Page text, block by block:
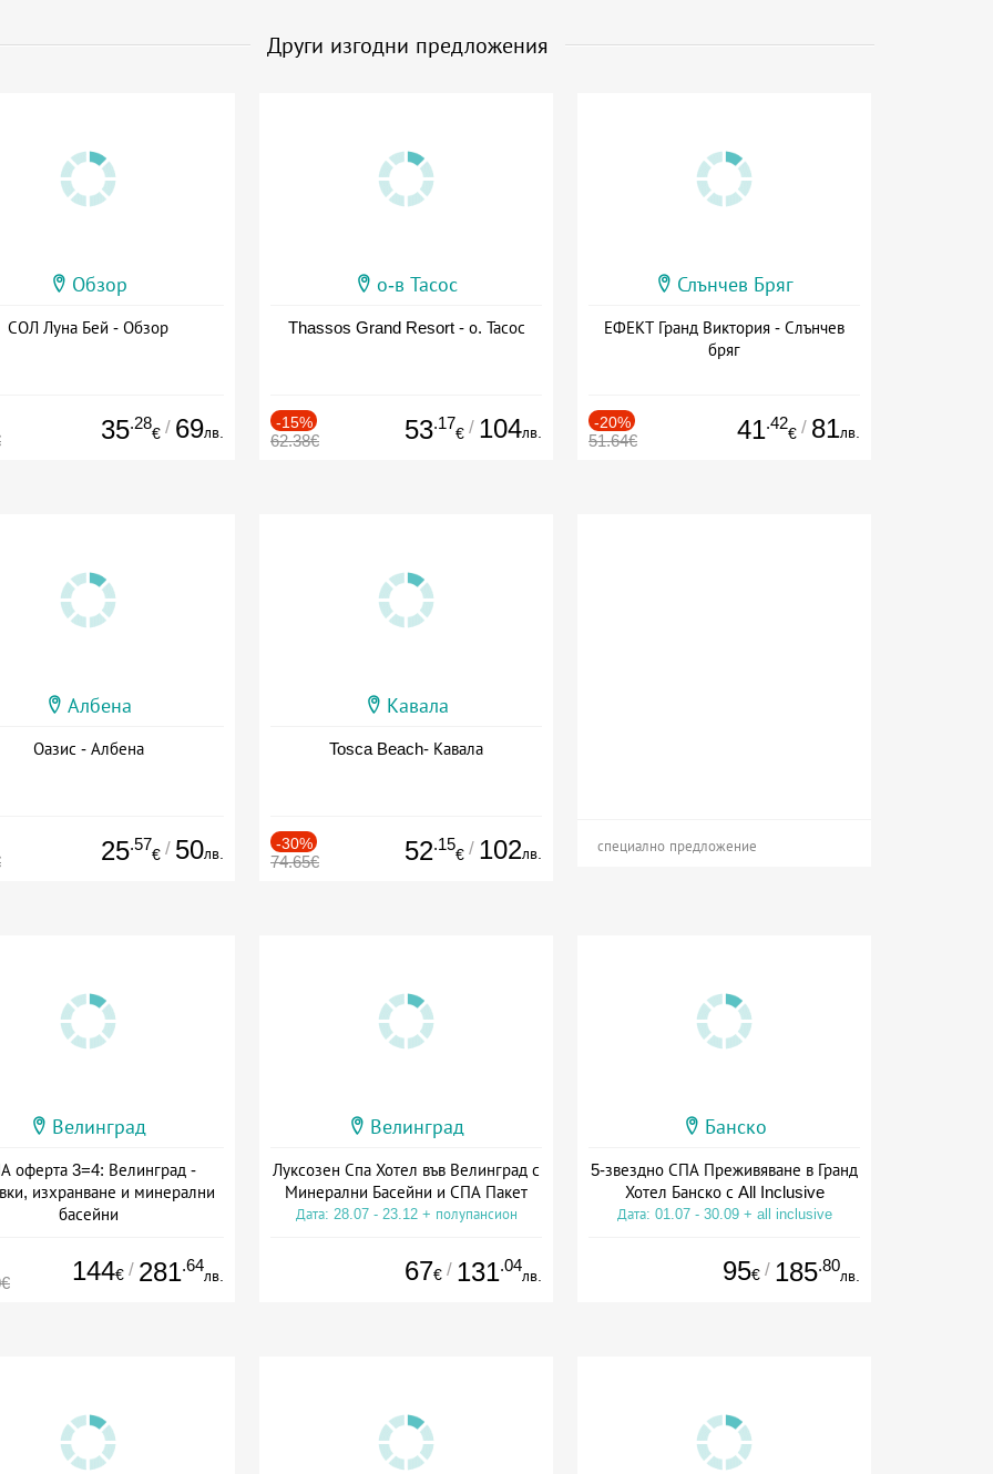
Други изгодни предложения
Обзор
СОЛ Луна Бей - Обзор
35.28
€ / 69лв.
о-в Тасос
Thassos Grand Resort - о. Тасос
-15%
62.38€ 53.17
€ / 104лв.
Слънчев Бряг
ЕФЕКТ Гранд Виктория - Слънчев
бряг
-20%
51.64€ 41.42
€ / 81лв.
Албена
Оазис - Албена
25.57
€ / 50лв.
Кавала
Tosca Beach- Кавала
-30%
74.65€ 52.15
€ / 102лв. специално предложение
Велинград
оферта 3=4: Велинград -
изхранване и минерални
басейни
144€ / 281.64
лв.
Велинград
Луксозен Спа Хотел във Велинград с
Минерални Басейни и СПА Пакет
Дата: 28.07 - 23.12 + полупансион
67€ / 131.04
лв.
Банско
5-звездно СПА Преживяване в Гранд
Хотел Банско с All Inclusive
Дата: 01.07 - 30.09 + all inclusive
95€ / 185.80
лв.